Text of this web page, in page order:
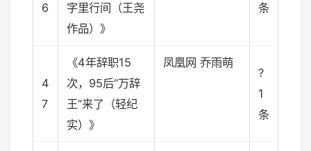
6
字里行间（王尧
作品）》
条
4
7
《4年辞职15
次，95后“万辞
王”来了（轻纪
实）》
凤凰网 乔雨萌
?
1
条